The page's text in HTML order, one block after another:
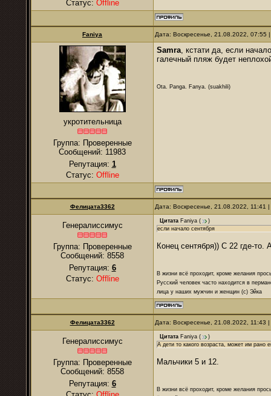
Статус: Offline
Faniya Дата: Воскресенье, 21.08.2022,
укротительница
Группа: Проверенные
Сообщений: 11983
Репутация: 1
Статус: Offline
Samra, кстати да, если
галечный пляж будет
Ota. Panga. Fanya. (suakhili)
Фелицата3362 Дата: Воскресенье, 21.08.2022,
Генералиссимус
Группа: Проверенные
Сообщений: 8558
Репутация: 6
Статус: Offline
Цитата Faniya (
)
если начало сентября
Конец сентября)) С 22 где-
В жизни всё проходит, кроме желания
Русский человек часто находится в
лица у наших мужчин и женщин (с) Эйка
Фелицата3362 Дата: Воскресенье, 21.08.2022,
Генералиссимус
Группа: Проверенные
Сообщений: 8558
Репутация: 6
Цитата Faniya (
)
А дети то какого возраста, может им рано
Мальчики 5 и 12.
В жизни всё проходит, кроме желания